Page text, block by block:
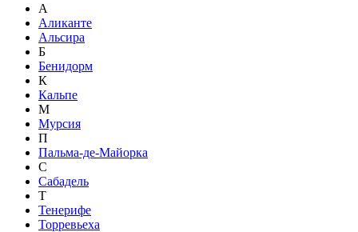
А
Аликанте
Альсира
Б
Бенидорм
К
Кальпе
М
Мурсия
П
Пальма-де-Майорка
С
Сабадель
Т
Тенерифе
Торревьеха